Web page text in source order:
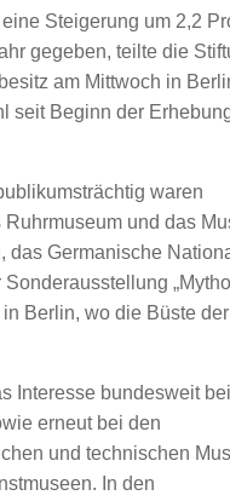
Steigerung um 2,2
gegeben, teilte die
am Mittwoch in
seit Beginn der
waren
und das
das Germanische
Berlin, wo die Büste
Interesse bundesweit
erneut bei den
und technischen
In den